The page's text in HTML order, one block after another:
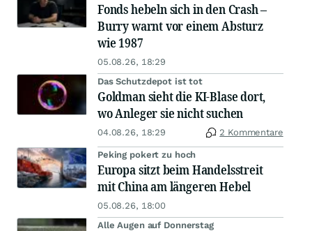
Fonds hebeln sich in den Crash –
Burry warnt vor einem Absturz
wie 1987
05.08.26, 18:29
Das Schutzdepot ist tot
Goldman sieht die KI-Blase dort,
wo Anleger sie nicht suchen
04.08.26, 18:29 2 Kommentare
Peking pokert zu hoch
Europa sitzt beim Handelsstreit
mit China am längeren Hebel
05.08.26, 18:00
Alle Augen auf Donnerstag